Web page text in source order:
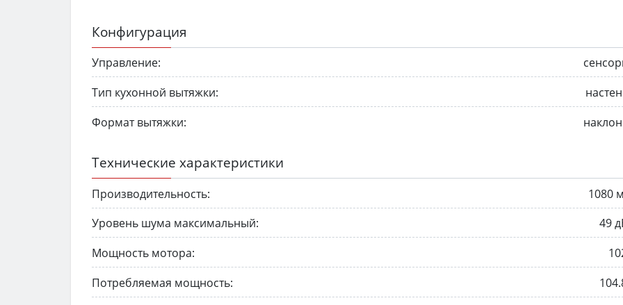
Конфигурация
Управление:
Тип кухонной вытяжки:
Формат вытяжки:
Технические характеристики
Производительность:
1080
Уровень шума максимальный:
49
Мощность мотора:
Потребляемая мощность: